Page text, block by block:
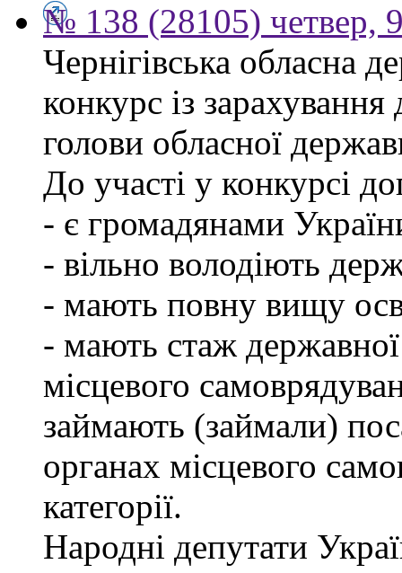
№ 138 (28105) четвер,
Чернігівська обласна
конкурс із
голови обласної
До участі у конкурсі
- є громадянами
- вільно володіють
- мають повну вищу
- мають стаж
місцевого
займають (займали)
органах місцевого
категорії.
Народні депутати